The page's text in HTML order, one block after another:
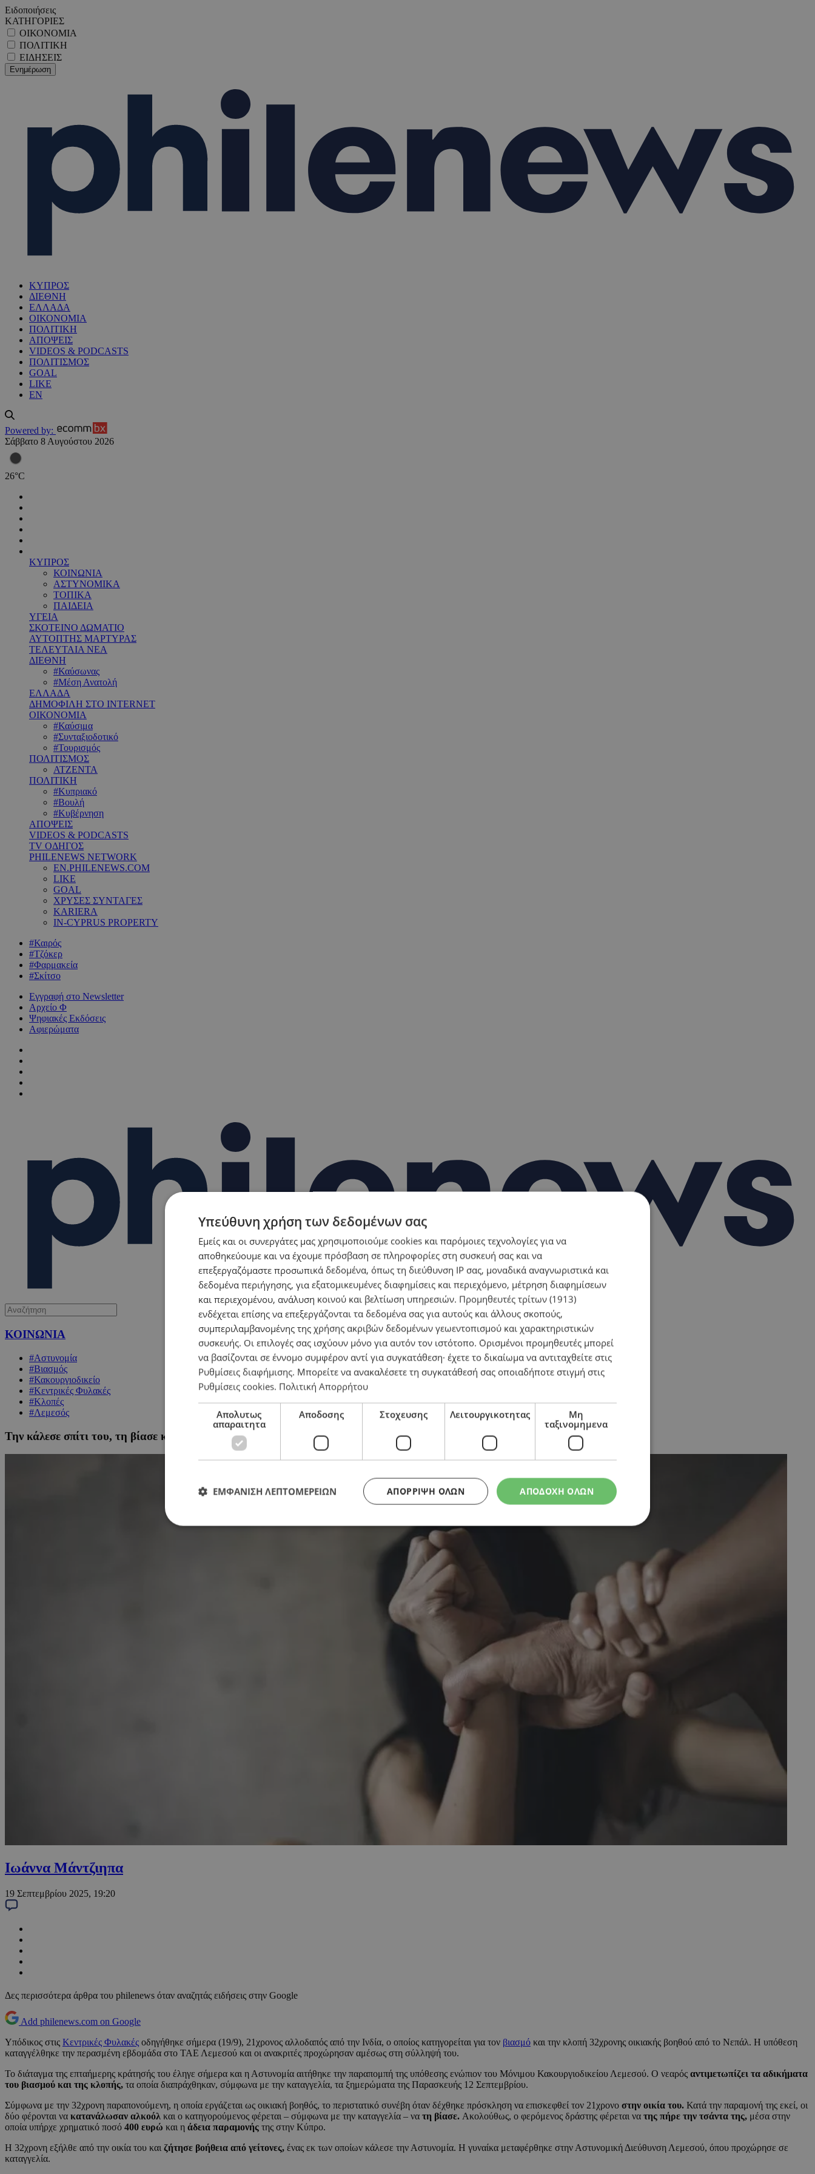
Ειδοποιήσεις
ΚΑΤΗΓΟΡΙΕΣ
ΟΙΚΟΝΟΜΙΑ
ΠΟΛΙΤΙΚΗ
ΕΙΔΗΣΕΙΣ
ΚΥΠΡΟΣ
ΔΙΕΘΝΗ
ΕΛΛΑΔΑ
ΟΙΚΟΝΟΜΙΑ
ΠΟΛΙΤΙΚΗ
ΑΠΟΨΕΙΣ
VIDEOS & PODCASTS
ΠΟΛΙΤΙΣΜΟΣ
GOAL
LIKE
EN
Powered by:
Σάββατο 8 Αυγούστου 2026
26°C
ΚΥΠΡΟΣ
ΚΟΙΝΩΝΙΑ
ΑΣΤΥΝΟΜΙΚΑ
ΤΟΠΙΚΑ
ΠΑΙΔΕΙΑ
ΥΓΕΙΑ
ΣΚΟΤΕΙΝΟ ΔΩΜΑΤΙΟ
ΑΥΤΟΠΤΗΣ ΜΑΡΤΥΡΑΣ
ΤΕΛΕΥΤΑΙΑ ΝΕΑ
ΔΙΕΘΝΗ
#Καύσωνας
#Μέση Ανατολή
ΕΛΛΑΔΑ
ΔΗΜΟΦΙΛΗ ΣΤΟ INTERNET
ΟΙΚΟΝΟΜΙΑ
#Καύσιμα
#Συνταξιοδοτικό
#Τουρισμός
ΠΟΛΙΤΙΣΜΟΣ
ΑΤΖΕΝΤΑ
ΠΟΛΙΤΙΚΗ
#Κυπριακό
#Βουλή
#Κυβέρνηση
ΑΠΟΨΕΙΣ
VIDEOS & PODCASTS
TV ΟΔΗΓΟΣ
PHILENEWS NETWORK
EN.PHILENEWS.COM
LIKE
GOAL
ΧΡΥΣΕΣ ΣΥΝΤΑΓΕΣ
KARIERA
IN-CYPRUS PROPERTY
#Καιρός
#Τζόκερ
#Φαρμακεία
#Σκίτσο
Εγγραφή στο Newsletter
Αρχείο Φ
Ψηφιακές Εκδόσεις
Αφιερώματα
ΚΟΙΝΩΝΙΑ
#Αστυνομία
#Βιασμός
#Κακουργιοδικείο
#Κεντρικές Φυλακές
#Κλοπές
#Λεμεσός
Την κάλεσε σπίτι του, τη βίασε και την έκλεψε – Υπόδικος στις Κεντρικές Φυλακές 21χρονος κατηγορούμενος
Ιωάννα Μάντζιηπα
19 Σεπτεμβρίου 2025, 19:20
Δες περισσότερα άρθρα του philenews όταν αναζητάς ειδήσεις στην Google
Add philenews.com on Google
Υπόδικος στις Κεντρικές Φυλακές οδηγήθηκε σήμερα (19/9), 21χρονος αλλοδαπός από την Ινδία, ο οποίος κατηγορείται για τον βιασμό και την κλοπή 32χρονης οικιακής βοηθού από το Νεπάλ. Η υπόθεση
καταγγέλθηκε την περασμένη εβδομάδα στο ΤΑΕ Λεμεσού και οι ανακριτές προχώρησαν αμέσως στη σύλληψή του.
Το διάταγμα της επταήμερης κράτησής του έληγε σήμερα και η Αστυνομία αιτήθηκε την παραπομπή της υπόθεσης ενώπιον του Μόνιμου Κακουργιοδικείου Λεμεσού. Ο νεαρός αντιμετωπίζει τα αδικήματα
του βιασμού και της κλοπής, τα οποία διαπράχθηκαν, σύμφωνα με την καταγγελία, τα ξημερώματα της Παρασκευής 12 Σεπτεμβρίου.
Σύμφωνα με την 32χρονη παραπονούμενη, η οποία εργάζεται ως οικιακή βοηθός, το περιστατικό συνέβη όταν δέχθηκε πρόσκληση να επισκεφθεί τον 21χρονο στην οικία του. Κατά την παραμονή της εκεί, οι
δύο φέρονται να κατανάλωσαν αλκοόλ και ο κατηγορούμενος φέρεται – σύμφωνα με την καταγγελία – να τη βίασε. Ακολούθως, ο φερόμενος δράστης φέρεται να της πήρε την τσάντα της, μέσα στην
οποία υπήρχε χρηματικό ποσό 400 ευρώ και η άδεια παραμονής της στην Κύπρο.
Η 32χρονη εξήλθε από την οικία του και ζήτησε βοήθεια από γείτονες, ένας εκ των οποίων κάλεσε την Αστυνομία. Η γυναίκα μεταφέρθηκε στην Αστυνομική Διεύθυνση Λεμεσού, όπου προχώρησε σε
καταγγελία.
Υπεύθυνη χρήση των δεδομένων σας
Εμείς και οι συνεργάτες μας χρησιμοποιούμε cookies και παρόμοιες τεχνολογίες για να
αποθηκεύουμε και να έχουμε πρόσβαση σε πληροφορίες στη συσκευή σας και να
επεξεργαζόμαστε προσωπικά δεδομένα, όπως τη διεύθυνση IP σας, μοναδικά αναγνωριστικά και
δεδομένα περιήγησης, για εξατομικευμένες διαφημίσεις και περιεχόμενο, μέτρηση διαφημίσεων
και περιεχομένου, ανάλυση κοινού και βελτίωση υπηρεσιών. Προμηθευτές τρίτων (1913)
ενδέχεται επίσης να επεξεργάζονται τα δεδομένα σας για αυτούς και άλλους σκοπούς,
συμπεριλαμβανομένης της χρήσης ακριβών δεδομένων γεωεντοπισμού και χαρακτηριστικών
συσκευής. Οι επιλογές σας ισχύουν μόνο για αυτόν τον ιστότοπο. Ορισμένοι προμηθευτές μπορεί
να βασίζονται σε έννομο συμφέρον αντί για συγκατάθεση· έχετε το δικαίωμα να αντιταχθείτε στις
Ρυθμίσεις διαφήμισης. Μπορείτε να ανακαλέσετε τη συγκατάθεσή σας οποιαδήποτε στιγμή στις
Ρυθμίσεις cookies. Πολιτική Απορρήτου
Απολυτως
απαραιτητα
Αποδοσης Στοχευσης Λειτουργικοτητας
Μη
ταξινομημενα
ΑΠΟΔΟΧΗ ΟΛΩΝ
ΑΠΌΡΡΙΨΗ ΌΛΩΝ
ΕΜΦΑΝΙΣΗ ΛΕΠΤΟΜΕΡΕΙΩΝ